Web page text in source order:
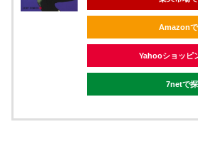
Amazon
Yahooショッピ
7netで